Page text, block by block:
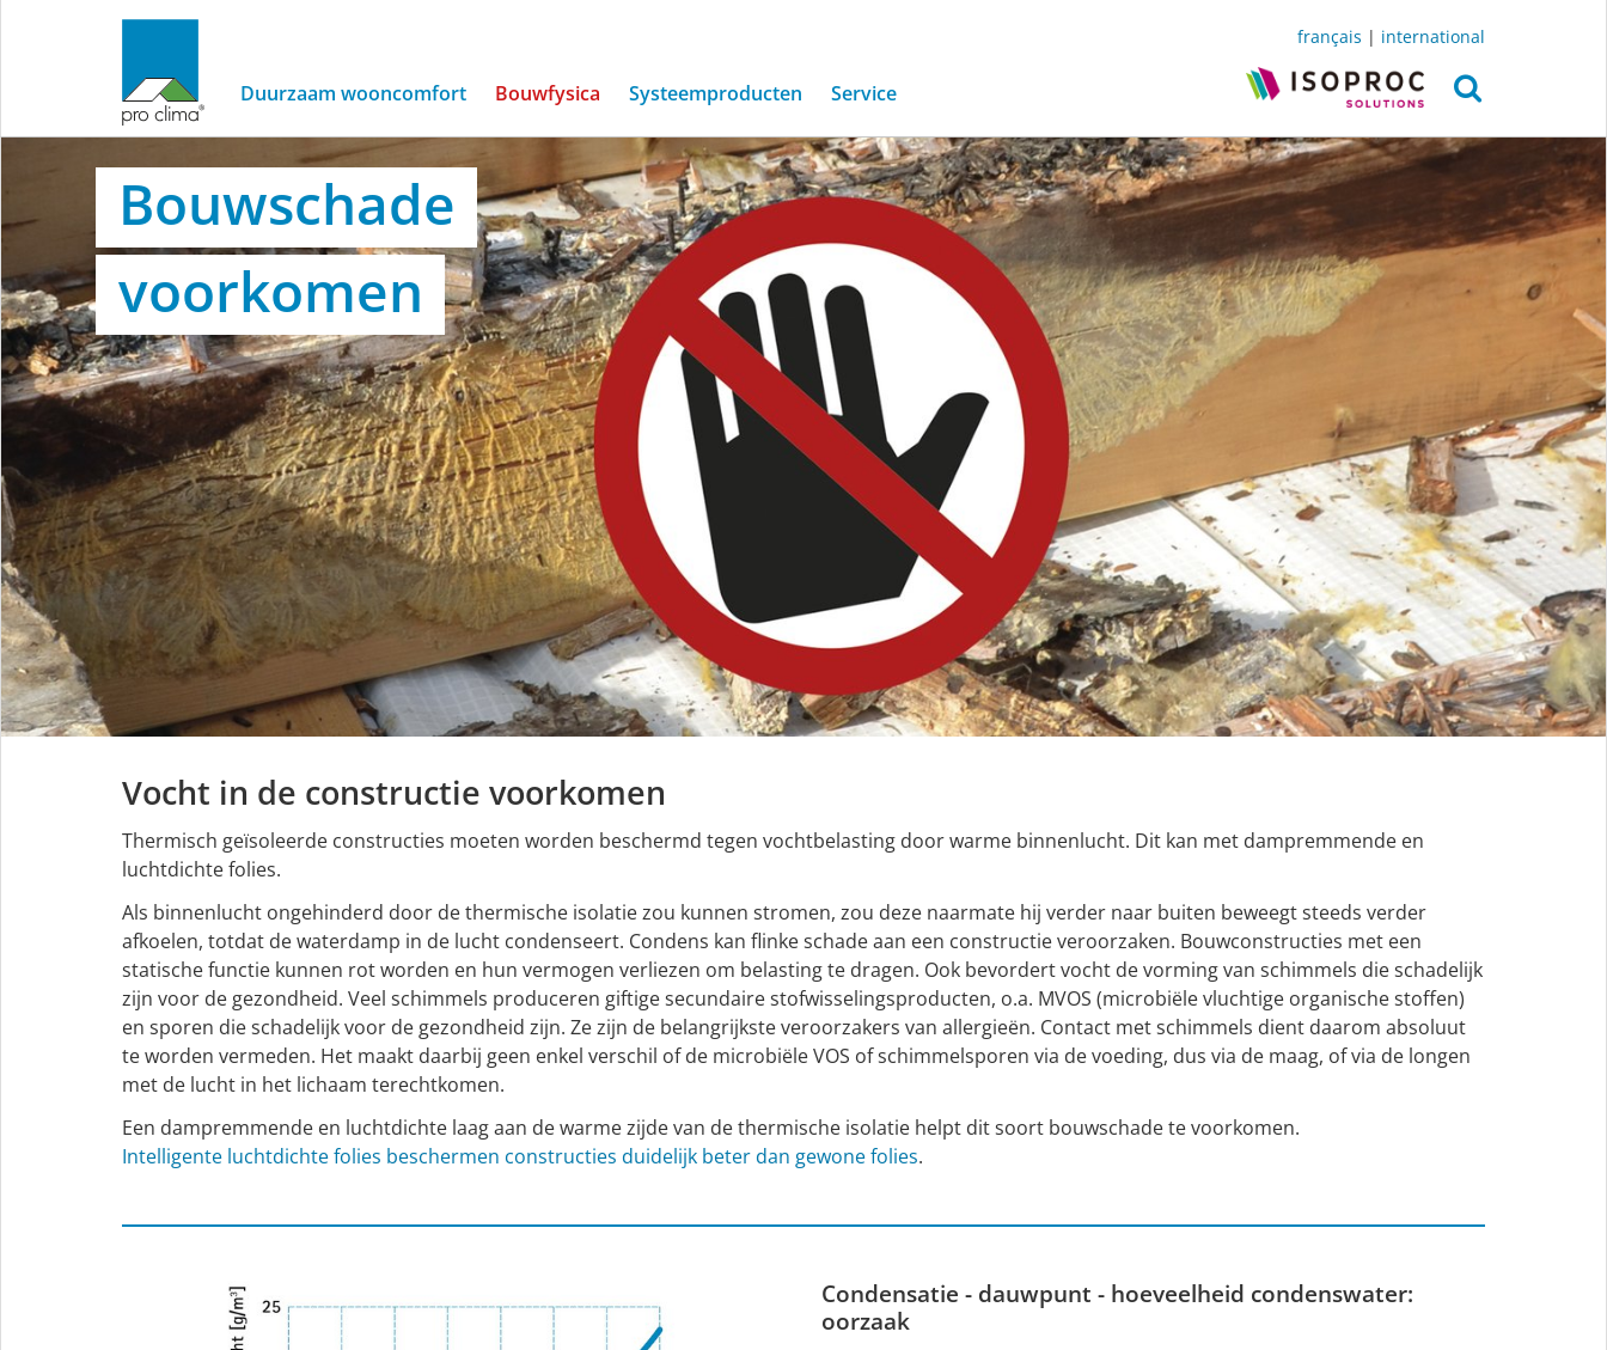
français | international
Duurzaam wooncomfort Bouwfysica Systeemproducten Service
Bescherming
tegen
bouwschade
en
schimmel
Bouwschade
voorkomen
Vocht in de constructie voorkomen
Thermisch geïsoleerde constructies moeten worden beschermd tegen vochtbelasting door warme binnenlucht. Dit kan met dampremmende en
luchtdichte folies.
Als binnenlucht ongehinderd door de thermische isolatie zou kunnen stromen, zou deze naarmate hij verder naar buiten beweegt steeds verder
afkoelen, totdat de waterdamp in de lucht condenseert. Condens kan flinke schade aan een constructie veroorzaken. Bouwconstructies met een
statische functie kunnen rot worden en hun vermogen verliezen om belasting te dragen. Ook bevordert vocht de vorming van schimmels die schadelijk
zijn voor de gezondheid. Veel schimmels produceren giftige secundaire stofwisselingsproducten, o.a. MVOS (microbiële vluchtige organische stoffen)
en sporen die schadelijk voor de gezondheid zijn. Ze zijn de belangrijkste veroorzakers van allergieën. Contact met schimmels dient daarom absoluut
te worden vermeden. Het maakt daarbij geen enkel verschil of de microbiële VOS of schimmelsporen via de voeding, dus via de maag, of via de longen
met de lucht in het lichaam terechtkomen.
Een dampremmende en luchtdichte laag aan de warme zijde van de thermische isolatie helpt dit soort bouwschade te voorkomen.
Intelligente luchtdichte folies beschermen constructies duidelijk beter dan gewone folies.
Condensatie - dauwpunt - hoeveelheid condenswater:
oorzaak